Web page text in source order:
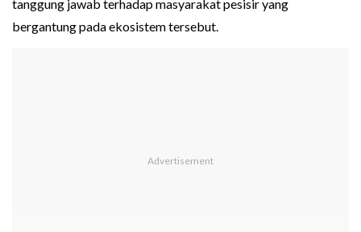
tanggung jawab terhadap masyarakat pesisir yang
bergantung pada ekosistem tersebut.